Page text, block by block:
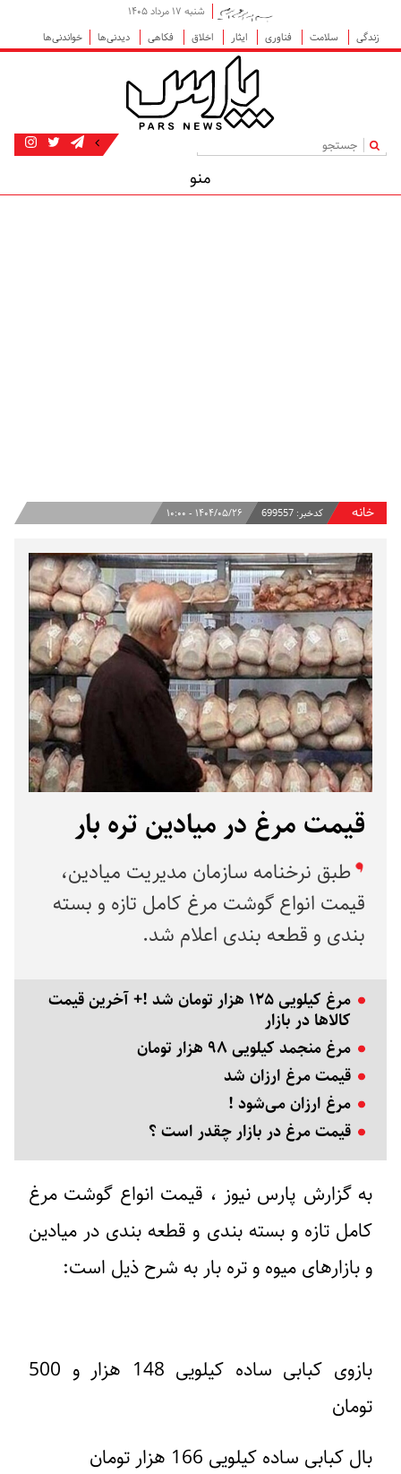
شنبه ۱۷ مرداد ۱۴۰۵
زندگی
سلامت فناوری ایثار اخلاق فکاهی دیدنی‌ها خواندنی‌ها
|
منو
خانه کدخبر: 699557 ۱۴۰۴/۰۵/۲۶ - ۱۰:۰۰
قیمت مرغ در میادین تره بار
طبق نرخنامه سازمان مدیریت میادین،
قیمت انواع گوشت مرغ کامل تازه و بسته
بندی و قطعه بندی اعلام شد.
مرغ کیلویی ۱۲۵ هزار تومان شد !+ آخرین قیمت
کالاها در بازار
مرغ منجمد کیلویی ۹۸ هزار تومان
قیمت مرغ ارزان شد
مرغ ارزان می‌شود !
قیمت مرغ در بازار چقدر است ؟
به گزارش پارس نیوز ، قیمت انواع گوشت مرغ
کامل تازه و بسته بندی و قطعه بندی در میادین
و بازارهای میوه و تره بار به شرح ذیل است:
بازوی کبابی ساده کیلویی 148 هزار و 500
تومان
بال کبابی ساده کیلویی 166 هزار تومان